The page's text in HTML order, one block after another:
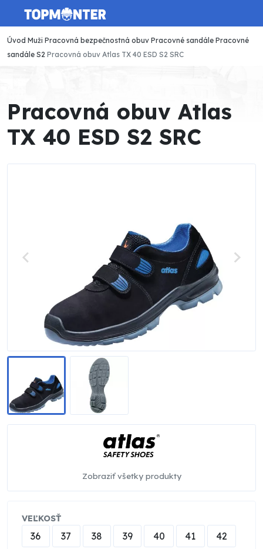
Úvod Muži Pracovná bezpečnostná obuv Pracovné sandále Pracovné
sandále S2 Pracovná obuv Atlas TX 40 ESD S2 SRC
Zobraziť všetky produkty
Pracovná obuv Atlas
TX 40 ESD S2 SRC
VEĽKOSŤ
36 37 38 39 40 41 42